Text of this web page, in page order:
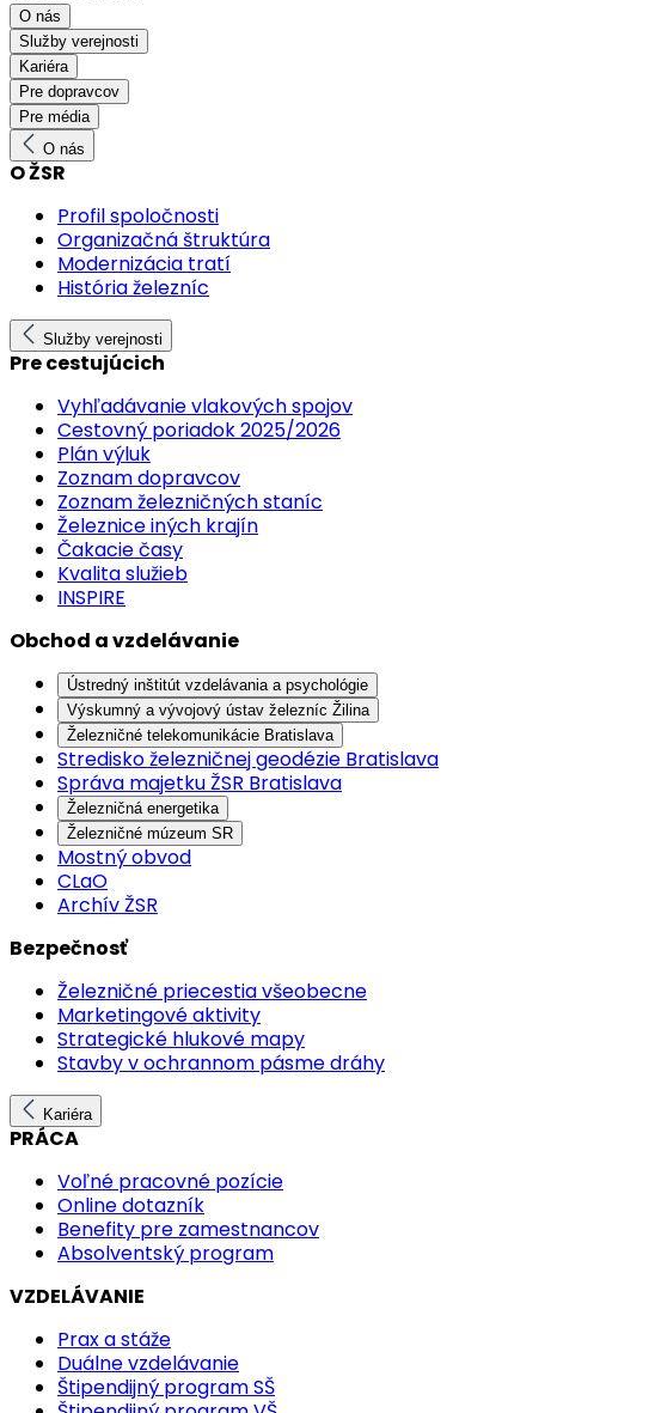
O nás
Služby verejnosti
Kariéra
Pre dopravcov
Pre média
O nás
O ŽSR
Profil spoločnosti
Organizačná štruktúra
Modernizácia tratí
História železníc
Služby verejnosti
Pre cestujúcich
Vyhľadávanie vlakových spojov
Cestovný poriadok 2025/2026
Plán výluk
Zoznam dopravcov
Zoznam železničných staníc
Železnice iných krajín
Čakacie časy
Kvalita služieb
INSPIRE
Obchod a vzdelávanie
Ústredný inštitút vzdelávania a psychológie
Výskumný a vývojový ústav železníc Žilina
Železničné telekomunikácie Bratislava
Stredisko železničnej geodézie Bratislava
Správa majetku ŽSR Bratislava
Železničná energetika
Železničné múzeum SR
Mostný obvod
CLaO
Archív ŽSR
Bezpečnosť
Železničné priecestia všeobecne
Marketingové aktivity
Strategické hlukové mapy
Stavby v ochrannom pásme dráhy
Kariéra
PRÁCA
Voľné pracovné pozície
Online dotazník
Benefity pre zamestnancov
Absolventský program
VZDELÁVANIE
Prax a stáže
Duálne vzdelávanie
Štipendijný program SŠ